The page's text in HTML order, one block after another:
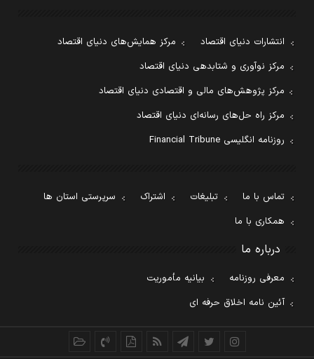
انتشارات دنیای اقتصاد
مرکز همایش‌های دنیای اقتصاد
مرکز نوآوری و شتابدهی دنیای اقتصاد
مرکز پژوهش‌های مالی و اقتصادی دنیای اقتصاد
مرکز راه حل‌های رسانه‌ای دنیای اقتصاد
روزنامه انگلیسی Financial Tribune
تماس با ما تبلیغات اشتراک
سرپرستی استان ها
همکاری با ما
درباره ما
معرفی روزنامه
بیانیه مأموریت
آئین نامه اخلاق حرفه ای